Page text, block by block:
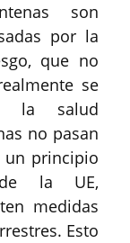
son
por la
que no
se
la salud
no pasan
un principio
la UE,
medidas
Esto